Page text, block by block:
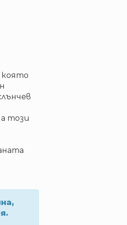
която
този